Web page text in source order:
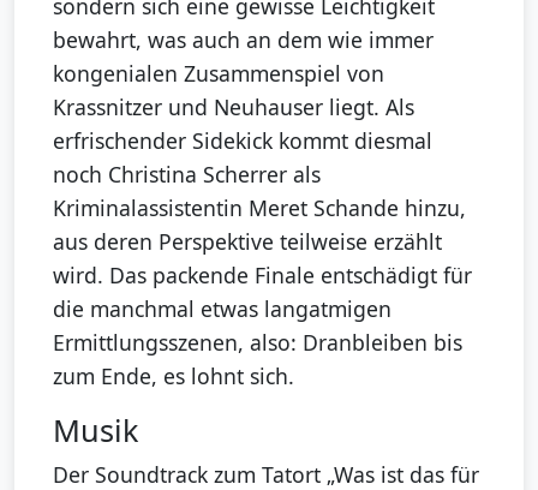
bewahrt, was auch an dem wie immer
kongenialen Zusammenspiel von
Krassnitzer und Neuhauser liegt. Als
erfrischender Sidekick kommt diesmal
noch Christina Scherrer als
Kriminalassistentin Meret Schande hinzu,
aus deren Perspektive teilweise erzählt
wird. Das packende Finale entschädigt für
die manchmal etwas langatmigen
Ermittlungsszenen, also: Dranbleiben bis
zum Ende, es lohnt sich.
Musik
Der Soundtrack zum Tatort „Was ist das für